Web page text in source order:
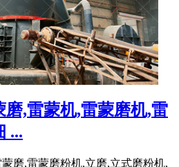
磨,雷蒙机,雷蒙磨机,雷
...
磨,雷蒙磨粉机,立磨,立式磨粉机,